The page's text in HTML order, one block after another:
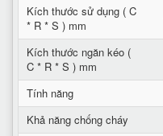
Kích thước sử dụng ( C
* R * S ) mm
Kích thước ngăn kéo (
C * R * S ) mm
Tính năng
Khả năng chống cháy